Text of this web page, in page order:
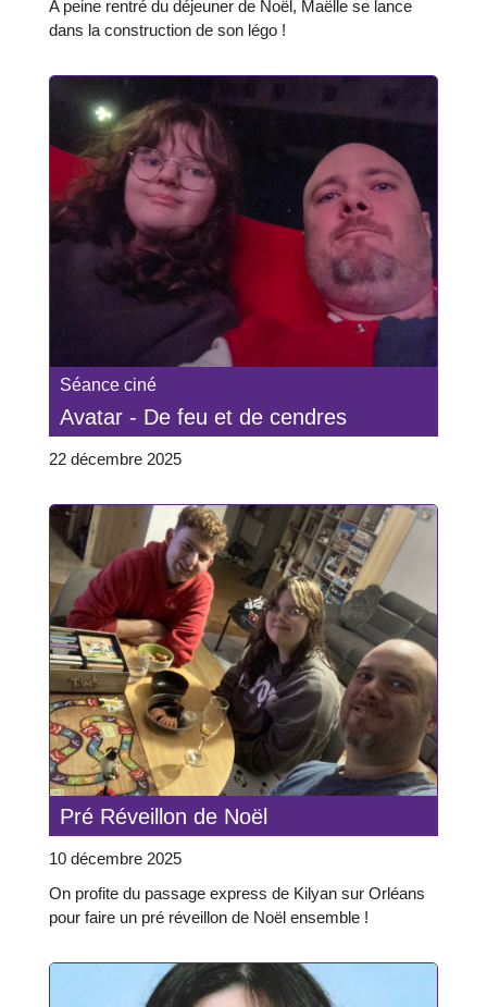
A peine rentré du déjeuner de Noël, Maëlle se lance
dans la construction de son légo !
Séance ciné
Avatar - De feu et de cendres
22 décembre 2025
Pré Réveillon de Noël
10 décembre 2025
On profite du passage express de Kilyan sur Orléans
pour faire un pré réveillon de Noël ensemble !